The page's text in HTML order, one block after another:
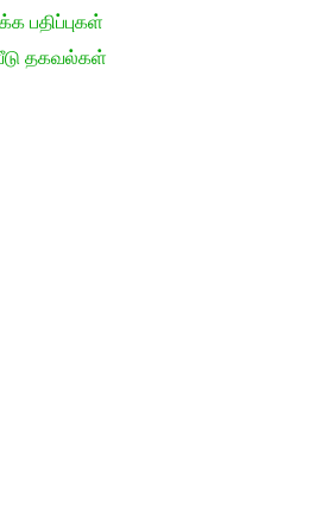
பதிப்புகள்
தகவல்கள்